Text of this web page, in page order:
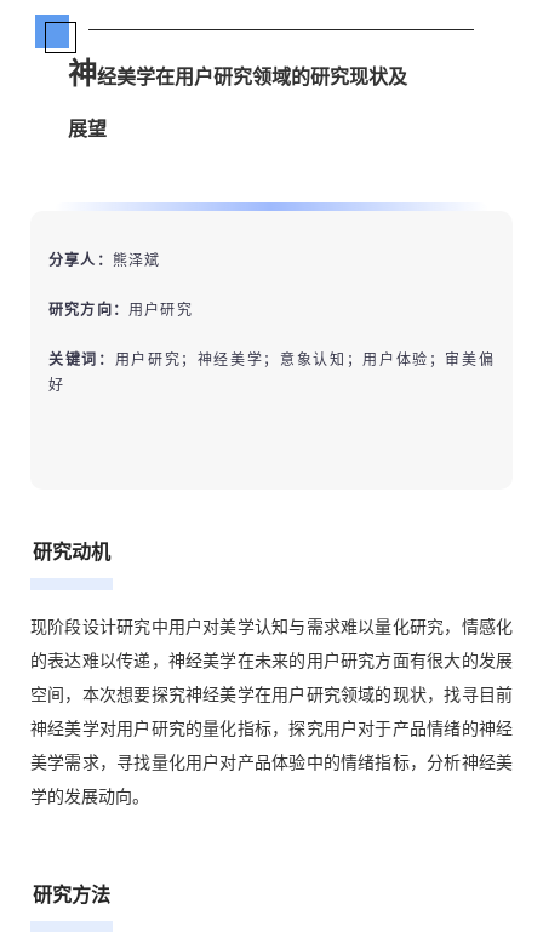
神经美学在用户研究领域的研究现状及
展望
分享人： 熊泽斌
研究方向： 用户研究
关键词： 用户研究；神经美学；意象认知；用户体验；审美偏
好
研究动机
现阶段设计研究中用户对美学认知与需求难以量化研究，情感化
的表达难以传递，神经美学在未来的用户研究方面有很大的发展
空间，本次想要探究神经美学在用户研究领域的现状，找寻目前
神经美学对用户研究的量化指标，探究用户对于产品情绪的神经
美学需求，寻找量化用户对产品体验中的情绪指标，分析神经美
学的发展动向。
研究方法